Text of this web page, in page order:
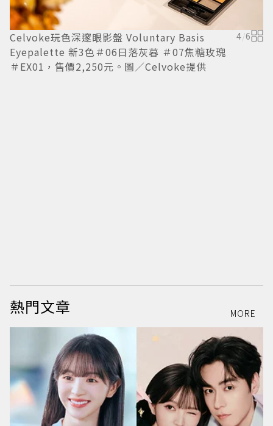
Celvoke玩色深邃眼影盤 Voluntary Basis
Eyepalette 新3色＃06日落灰暮 ＃07焦糖玫瑰
＃EX01，售價2,250元。圖／Celvoke提供
4/6
熱門文章 MORE